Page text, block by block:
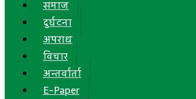
समाज
दुर्घटना
अपराध
विचार
अन्तर्वार्ता
E-Paper